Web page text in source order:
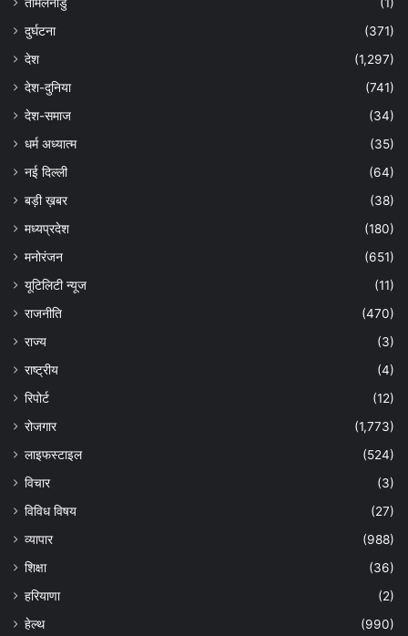
दुर्घटना
(371)
देश
(1,297)
देश-दुनिया
(741)
देश-समाज
(34)
धर्म अध्यात्म
(35)
नई दिल्ली
(64)
बड़ी ख़बर
(38)
मध्यप्रदेश
(180)
मनोरंजन
(651)
यूटिलिटी न्यूज
(11)
राजनीति
(470)
राज्य
(3)
राष्ट्रीय
(4)
रिपोर्ट
(12)
रोजगार
(1,773)
लाइफस्टाइल
(524)
विचार
(3)
विविध विषय
(27)
व्यापार
(988)
शिक्षा
(36)
हरियाणा
(2)
हेल्‍थ
(990)